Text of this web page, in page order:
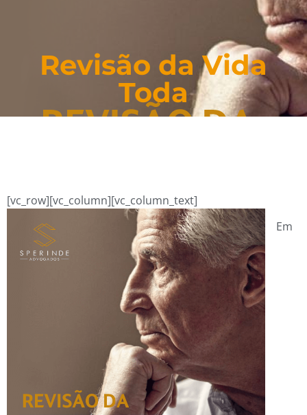
Revisão da Vida
Toda
[vc_row][vc_column][vc_column_text]
Em